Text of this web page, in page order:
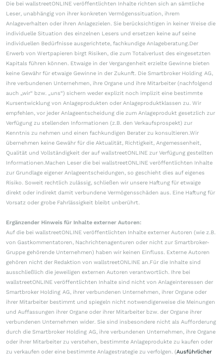
Die bei wallstreetONLINE veröffentlichten Inhalte richten sich an sämtliche
Leser, unabhängig von ihrer konkreten Vermögenssituation, ihrem
Anlageverhalten oder ihren Anlagezielen. Sie berücksichtigen in keiner Weise die
individuelle Situation des einzelnen Lesers und ersetzen keine auf seine
individuellen Bedürfnisse ausgerichtete, fachkundige Anlageberatung.Der
Erwerb von Wertpapieren birgt Risiken, die zum Totalverlust des eingesetzten
Kapitals führen können. Etwaige in der Vergangenheit erzielte Gewinne bieten
keine Gewähr für etwaige Gewinne in der Zukunft. Die Smartbroker Holding AG,
ihre verbundenen Unternehmen, ihre Organe und ihre Mitarbeiter (nachfolgend
auch „wir“ bzw. „uns“) sichern weder explizit noch implizit eine bestimmte
Kursentwicklung von Anlageprodukten oder Anlageproduktklassen zu. Wir
empfehlen, vor jeder Anlageentscheidung die zum Anlageprodukt gesetzlich zur
Verfügung zu stellenden Informationen (z.B. den Verkaufsprospekt) zur
Kenntnis zu nehmen und einen fachkundigen Berater zu konsultieren.Wir
übernehmen keine Gewähr für die Aktualität, Richtigkeit, Angemessenheit,
Qualität und Vollständigkeit der auf wallstreetONLINE zur Verfügung gestellten
Informationen.Machen Leser die bei wallstreetONLINE veröffentlichten Inhalte
zur Grundlage eigener Anlageentscheidungen, so geschieht dies auf eigenes
Risiko. Soweit rechtlich zulässig, schließen wir unsere Haftung für etwaige
direkt oder indirekt damit verbundene Vermögensschäden aus. Eine Haftung für
Vorsatz oder grobe Fahrlässigkeit bleibt unberührt.
Ergänzender Hinweis für Inhalte externer Autoren:
Auf die bei wallstreetONLINE veröffentlichten Inhalte externer Autoren (wie z.B.
von Gastkommentatoren, Nachrichtenagenturen oder nicht zur Smartbroker-
Gruppe gehörende Unternehmen) haben wir keinen Einfluss. Externe Autoren
gehören nicht der Redaktion von wallstreetONLINE an.Für die Inhalte sind
ausschließlich die jeweiligen externen Autoren verantwortlich. Ihre bei
wallstreetONLINE veröffentlichten Inhalte sind nicht von Anlageinteressen der
Smartbroker Holding AG, ihrer verbundenen Unternehmen, ihrer Organe oder
ihrer Mitarbeiter bestimmt und spiegeln nicht notwendigerweise die Meinungen
und Auffassungen ihrer Organe oder ihrer Mitarbeiter bzw. der Organe ihrer
verbundenen Unternehmen wider. Sie sind insbesondere nicht als Aufforderung
durch die Smartbroker Holding AG, ihre verbundenen Unternehmen, ihre Organe
oder ihrer Mitarbeiter zu verstehen, bestimmte Anlageprodukte zu kaufen oder
zu verkaufen oder eine bestimmte Anlagestrategie zu verfolgen. (Ausführlicher